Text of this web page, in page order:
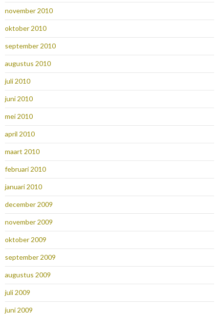
november 2010
oktober 2010
september 2010
augustus 2010
juli 2010
juni 2010
mei 2010
april 2010
maart 2010
februari 2010
januari 2010
december 2009
november 2009
oktober 2009
september 2009
augustus 2009
juli 2009
juni 2009